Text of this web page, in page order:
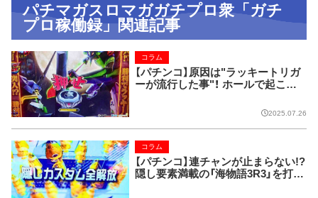
パチマガスロマガガチプロ衆「ガチ
プロ稼働録」関連記事
【パチンコ】原因は"ラッキートリガ
ーが流行した事"！ ホールで起こっ
コラム
2025.07.26
【パチンコ】連チャンが止まらない!?
隠し要素満載の「海物語3R3」を打っ
コラム